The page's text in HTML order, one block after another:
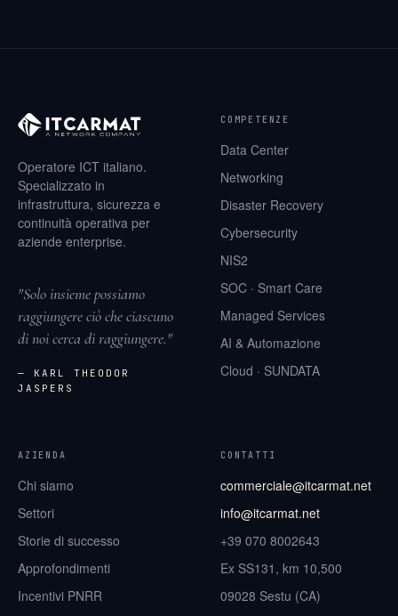
Operatore ICT italiano.
Specializzato in
infrastruttura, sicurezza e
continuità operativa per
aziende enterprise.
"Solo insieme possiamo
raggiungere ciò che ciascuno
di noi cerca di raggiungere."
— KARL THEODOR
JASPERS
COMPETENZE
Data Center
Networking
Disaster Recovery
Cybersecurity
NIS2
SOC · Smart Care
Managed Services
AI & Automazione
Cloud · SUNDATA
AZIENDA
Chi siamo
Settori
Storie di successo
Approfondimenti
Incentivi PNRR
CONTATTI
commerciale@itcarmat.net
info@itcarmat.net
+39 070 8002643
Ex SS131, km 10,500
09028 Sestu (CA)